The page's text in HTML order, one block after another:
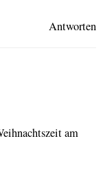
Antworten
am